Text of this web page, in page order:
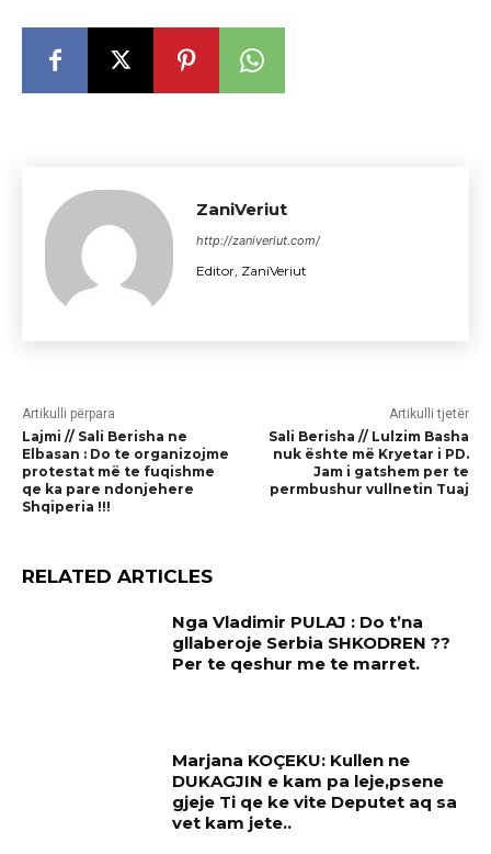
ZaniVeriut
http://zaniveriut.com/
Editor, ZaniVeriut
Artikulli përpara
Lajmi // Sali Berisha ne
Elbasan : Do te organizojme
protestat më te fuqishme
qe ka pare ndonjehere
Shqiperia !!!
Artikulli tjetër
Sali Berisha // Lulzim Basha
nuk ështe më Kryetar i PD.
Jam i gatshem per te
permbushur vullnetin Tuaj
RELATED ARTICLES
Nga Vladimir PULAJ : Do t’na
gllaberoje Serbia SHKODREN ??
Per te qeshur me te marret.
Marjana KOÇEKU: Kullen ne
DUKAGJIN e kam pa leje,psene
gjeje Ti qe ke vite Deputet aq sa
vet kam jete..